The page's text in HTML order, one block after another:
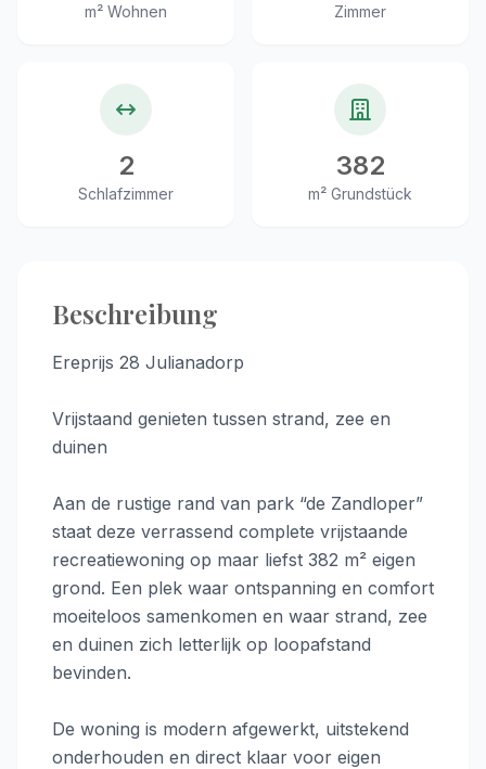
m² Wohnen Zimmer
2
Schlafzimmer
382
m² Grundstück
Beschreibung
Ereprijs 28 Julianadorp
Vrijstaand genieten tussen strand, zee en
duinen
Aan de rustige rand van park “de Zandloper”
staat deze verrassend complete vrijstaande
recreatiewoning op maar liefst 382 m² eigen
grond. Een plek waar ontspanning en comfort
moeiteloos samenkomen en waar strand, zee
en duinen zich letterlijk op loopafstand
bevinden.
De woning is modern afgewerkt, uitstekend
onderhouden en direct klaar voor eigen